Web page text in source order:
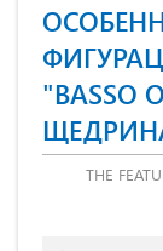
"BASSO
THE